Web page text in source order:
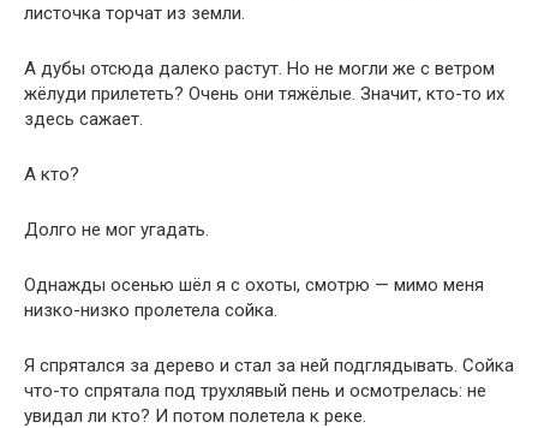
листочка торчат из земли.
А дубы отсюда далеко растут. Но не могли же с ветром
жёлуди прилететь? Очень они тяжёлые. Значит, кто-то их
здесь сажает.
А кто?
Долго не мог угадать.
Однажды осенью шёл я с охоты, смотрю — мимо меня
низко-низко пролетела сойка.
Я спрятался за дерево и стал за ней подглядывать. Сойка
что-то спрятала под трухлявый пень и осмотрелась: не
увидал ли кто? И потом полетела к реке.